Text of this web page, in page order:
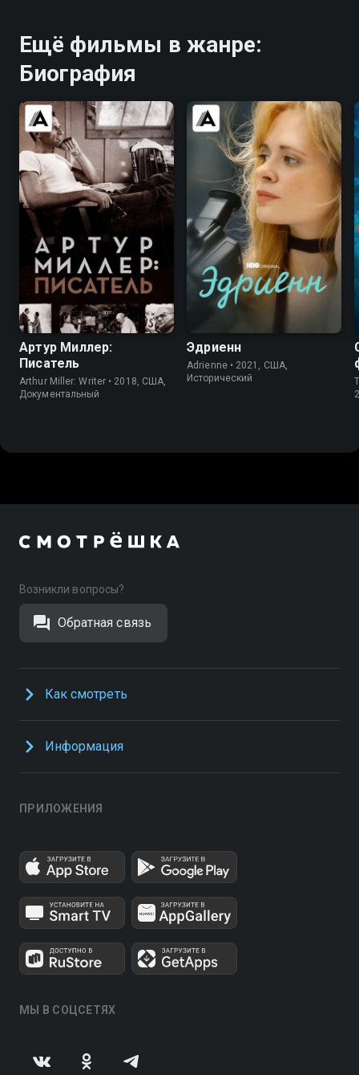
Ещё фильмы в жанре:
Биография
Артур Миллер:
Писатель
Arthur Miller: Writer • 2018, США,
Документальный
7.6 7.4
Эдриенн
Adrienne • 2021, США,
Исторический
Возникли вопросы?
Обратная связь
Как смотреть
Информация
ПРИЛОЖЕНИЯ
МЫ В СОЦСЕТЯХ